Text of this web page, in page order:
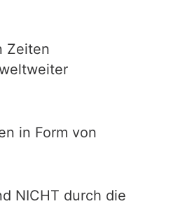
Zeiten
in Form von
NICHT durch die